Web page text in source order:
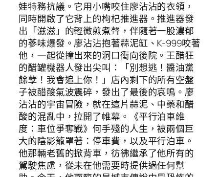
娃特務抗議。它用小嘴咬住廖沾沾的衣領，
同時開啟了它背上的枸杞推進器。推進器發
出「滋滋」的輕微煎煮聲，伴隨著一股濃郁
的蔘味爆發。廖沾沾抱著蒜泥缸、K-999咬著
他，一起從撞出來的洞口衝向後院。王醋狂
的醋罐機器人發出尖叫：「別想逃！醬油黨
餘孽！我會追上你！」店內剩下的所有空盤
子被醋酸氣波震碎，發出了最後的哀鳴。廖
沾沾的宇宙冒險，就在這片蒜泥、中藥和醋
酸的混亂中，拉開了帷幕。《平行泊車維
度：車位爭奪戰》何手殘的人生，被兩個巨
大的陰影籠罩著：停車費，以及平行泊車。
他那輛老舊的掀背車，彷彿繼承了他所有的
駕駛焦慮，從未在他需要時提供過任何幫